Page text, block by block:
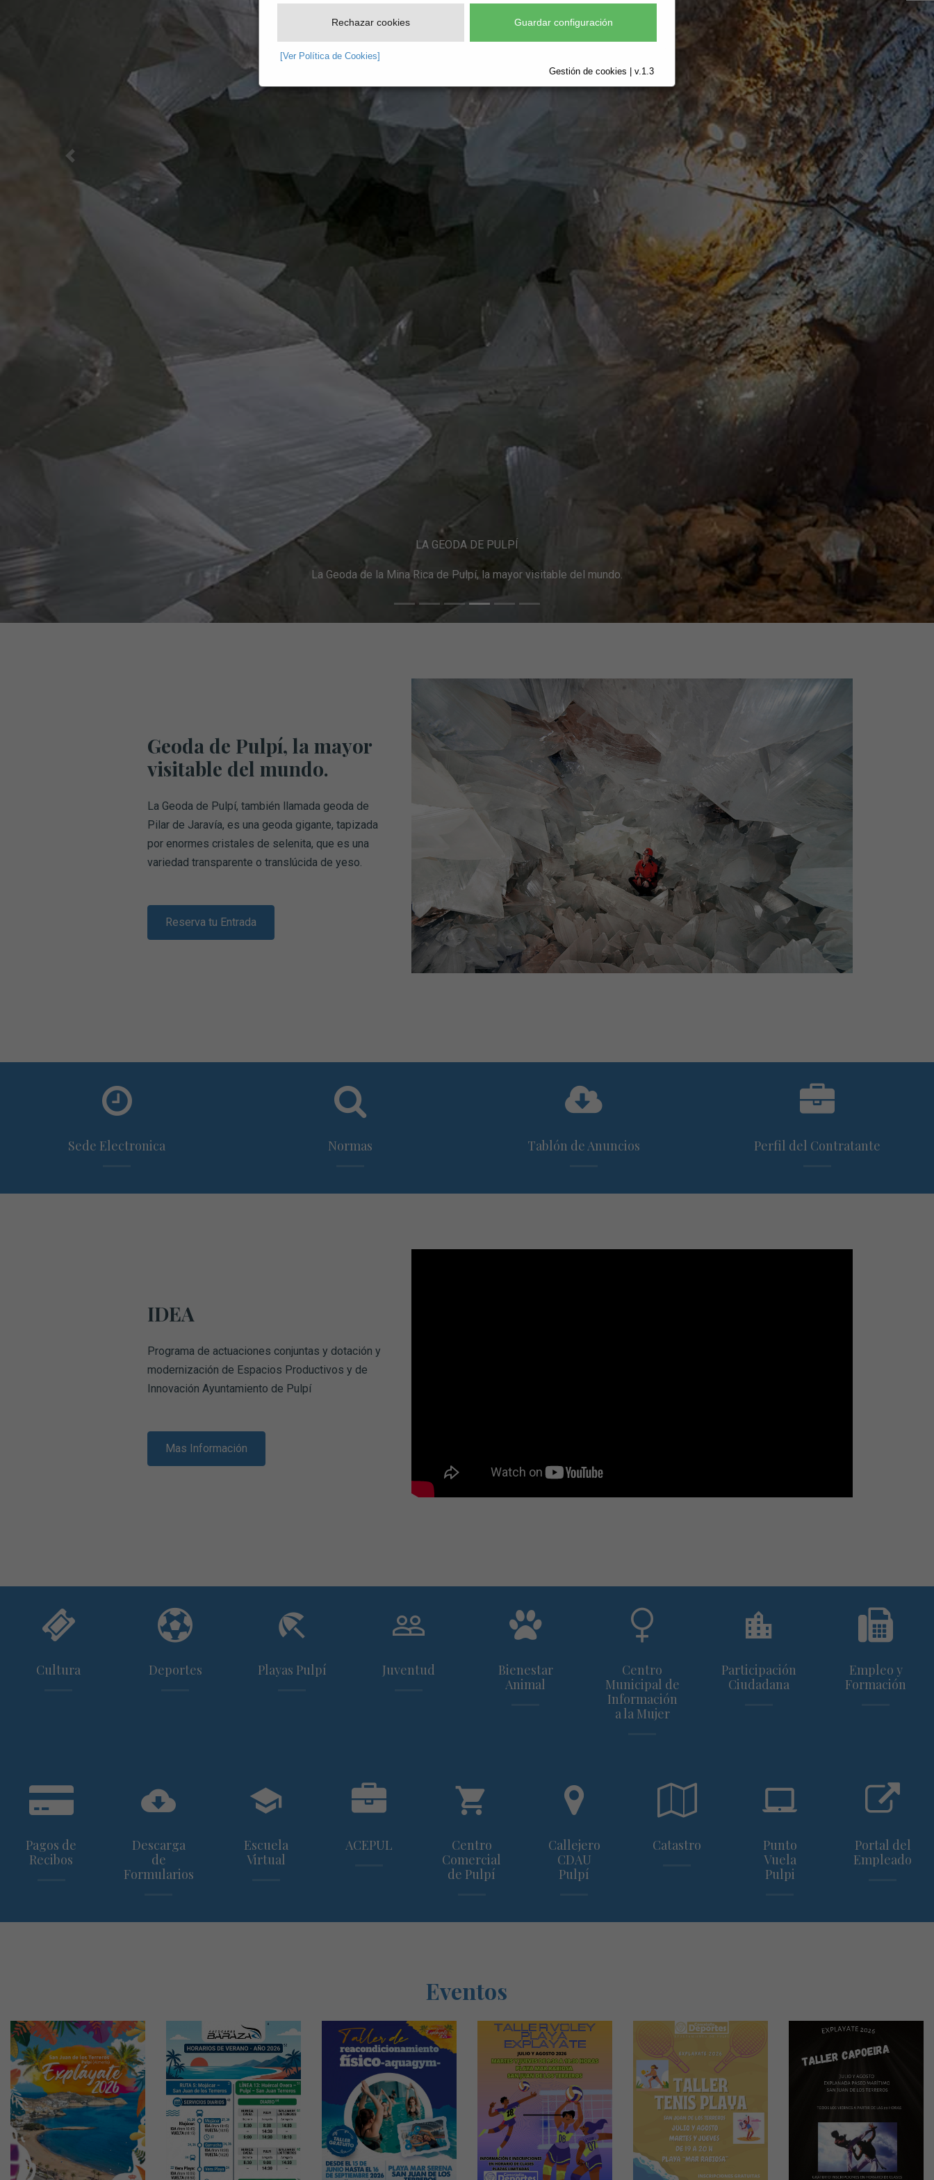
Rechazar cookies Guardar configuración
[Ver Política de Cookies]
Gestión de cookies | v.1.3
LA GEODA
La Geoda de Pulpí, se trata de una geoda de unos 8 metros de longitud por 2 metros de altura recubierta de enormes cristales de
yeso
Geoda de Pulpí, la mayor
visitable del mundo.
La Geoda de Pulpí, también llamada geoda de
Pilar de Jaravía, es una geoda gigante, tapizada
por enormes cristales de selenita, que es una
variedad transparente o translúcida de yeso.
Reserva tu Entrada
Sede Electronica Normas Tablón de Anuncios Perfil del Contratante
IDEA
Programa de actuaciones conjuntas y dotación y
modernización de Espacios Productivos y de
Innovación Ayuntamiento de Pulpí
Mas Información
Cultura Deportes Playas Pulpí Juventud
Bienestar
Animal
Centro
Municipal de
Información
a la Mujer
Participación
Ciudadana
Empleo y
Formación
Pagos de
Recibos
Descarga
de
Formularios
Escuela
Virtual
ACEPUL
Centro
Comercial
de Pulpí
Callejero
CDAU
Pulpí
Catastro
Punto
Vuela
Pulpi
Portal del
Empleado
Eventos